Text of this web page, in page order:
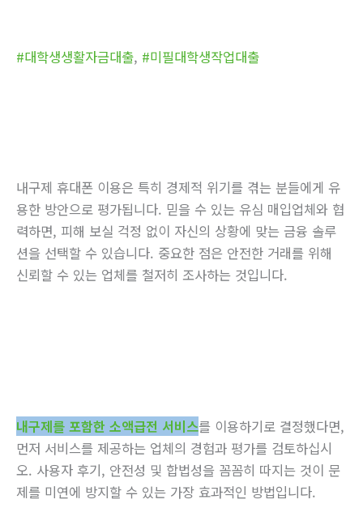
#대학생생활자금대출, #미필대학생작업대출
내구제 휴대폰 이용은 특히 경제적 위기를 겪는 분들에게 유
용한 방안으로 평가됩니다. 믿을 수 있는 유심 매입업체와 협
력하면, 피해 보실 걱정 없이 자신의 상황에 맞는 금융 솔루
션을 선택할 수 있습니다. 중요한 점은 안전한 거래를 위해
신뢰할 수 있는 업체를 철저히 조사하는 것입니다.
내구제를 포함한 소액급전 서비스를 이용하기로 결정했다면,
먼저 서비스를 제공하는 업체의 경험과 평가를 검토하십시
오. 사용자 후기, 안전성 및 합법성을 꼼꼼히 따지는 것이 문
제를 미연에 방지할 수 있는 가장 효과적인 방법입니다.